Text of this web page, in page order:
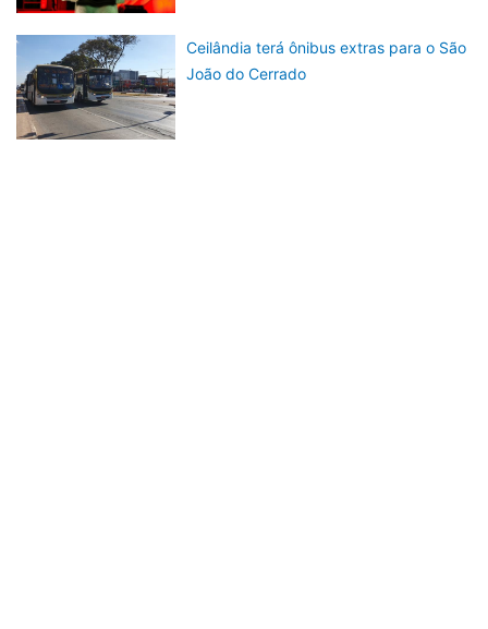
Ceilândia terá ônibus extras para o São
João do Cerrado